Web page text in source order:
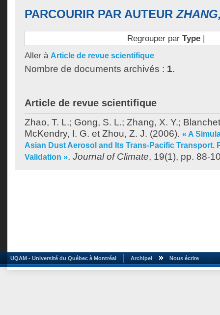
PARCOURIR PAR AUTEUR
Regrouper par Type|
Aller à Article de revue scientifique
Nombre de documents archivés : 1.
Article de revue scientifique
Zhao, T. L.; Gong, S. L.; Zhang, X. Y.;
McKendry, I. G. et Zhou, Z. J. (2006). « A
Asian Dust Aerosol and Its Trans-Pacific Transport.
Validation ». Journal of Climate, 19(1), pp. 88-
UQAM - Université du Québec à Montréal Archipel Nous écrire